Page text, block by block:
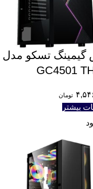
گیمینگ تسکو مدل
GC4501
تومان
بیشتر